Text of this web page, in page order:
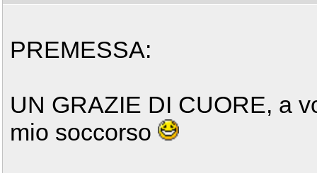
PREMESSA:
UN GRAZIE DI CUORE, a
mio soccorso